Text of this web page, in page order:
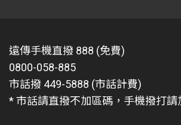
凡參與本活動購買本商品，即表示您
以下事項：
遠傳電信股份有限公司得因提供產品
款與扣款（含續訂扣款）、客戶管理
遠傳手機直撥 888 (免費)
0800-058-885
市話撥 449-5888 (市話計費)
* 市話請直撥不加區碼，手機撥打請